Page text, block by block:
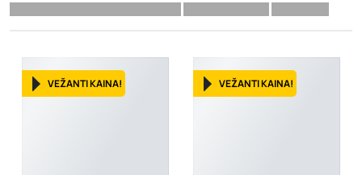
VEŽANTI KAINA! VEŽANTI KAINA!